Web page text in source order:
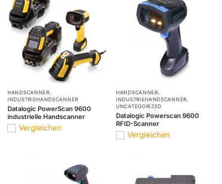
HANDSCANNER,
INDUSTRIEHANDSCANNER
Datalogic PowerScan 9600
industrielle Handscanner
Vergleichen
HANDSCANNER,
INDUSTRIEHANDSCANNER,
UNCATEGORIZED
Datalogic Powerscan 9600
RFID-Scanner
Vergleichen